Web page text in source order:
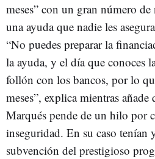
meses” con un gran número
una ayuda que nadie les
“No puedes preparar la
la ayuda, y el día que conoces
follón con los bancos, por lo
meses”, explica mientras
Marqués pende de un hilo por
inseguridad. En su caso tenían
subvención del prestigioso